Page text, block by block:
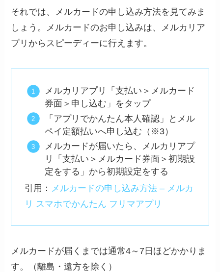
それでは、メルカードの申し込み方法を見てみま
しょう。メルカードのお申し込みは、メルカリア
プリからスピーディーに行えます。
メルカリアプリ「支払い＞メルカード
券面＞申し込む」をタップ
「アプリでかんたん本人確認」とメル
ペイ定額払いへ申し込む（※3）
メルカードが届いたら、メルカリアプ
リ「支払い＞メルカード券面＞初期設
定をする」から初期設定をする
引用： メルカードの申し込み方法 – メルカ
リ スマホでかんたん フリマアプリ
メルカードが届くまでは通常4～7日ほどかかりま
す。（離島・遠方を除く）